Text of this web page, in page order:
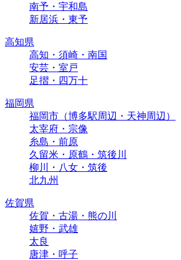
南予・宇和島
新居浜・東予
高知県
高知・須崎・南国
安芸・室戸
足摺・四万十
福岡県
福岡市（博多駅周辺・天神周辺）
太宰府・宗像
糸島・前原
久留米・原鶴・筑後川
柳川・八女・筑後
北九州
佐賀県
佐賀・古湯・熊の川
嬉野・武雄
太良
唐津・呼子